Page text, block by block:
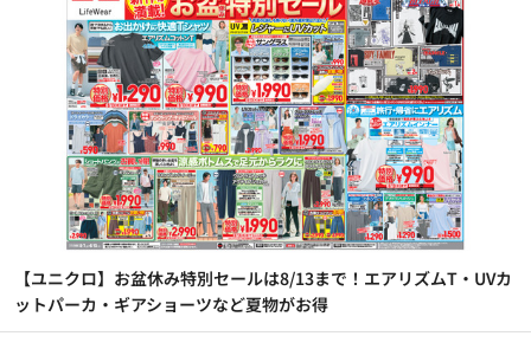
【ユニクロ】お盆休み特別セールは8/13まで！エアリズムT・UVカ
ットパーカ・ギアショーツなど夏物がお得